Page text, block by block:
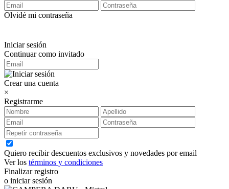
Olvidé mi contraseña
Iniciar sesión
Continuar como invitado
Crear una cuenta
×
Registrarme
Quiero recibir descuentos exclusivos y novedades por email
Ver los términos y condiciones
Finalizar registro
o iniciar sesión